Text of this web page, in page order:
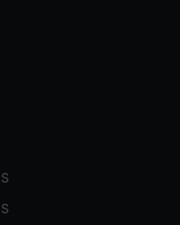
S
S